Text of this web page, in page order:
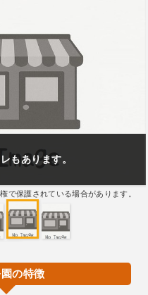
で保護されている場合があります。
の特徴